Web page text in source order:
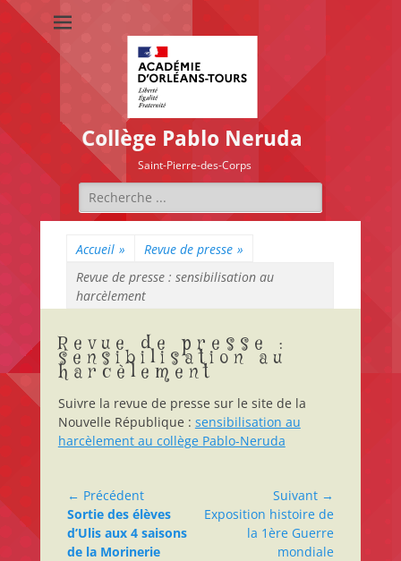
Collège Pablo Neruda
Saint-Pierre-des-Corps
Rechercher :
Accueil » Revue de presse »
Revue de presse : sensibilisation au
harcèlement
Revue de presse :
sensibilisation au
harcèlement
Suivre la revue de presse sur le site de la
Nouvelle République : sensibilisation au
harcèlement au collège Pablo-Neruda
Navigation
de
l’article
← Précédent
Article
précédent :
Sortie des élèves
d’Ulis aux 4 saisons
de la Morinerie
Suivant →
Article
suivant :
Exposition histoire de
la 1ère Guerre
mondiale